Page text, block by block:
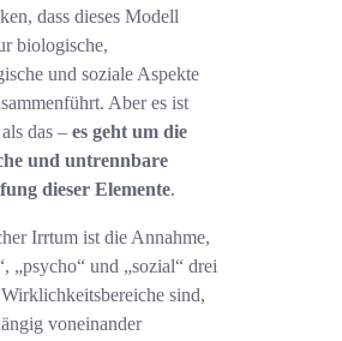
dass dieses Modell
biologische,
und soziale Aspekte
Aber es ist
das – es geht um die
und untrennbare
dieser Elemente.
Irrtum ist die Annahme,
„psycho“ und „sozial“ drei
sind,
voneinander